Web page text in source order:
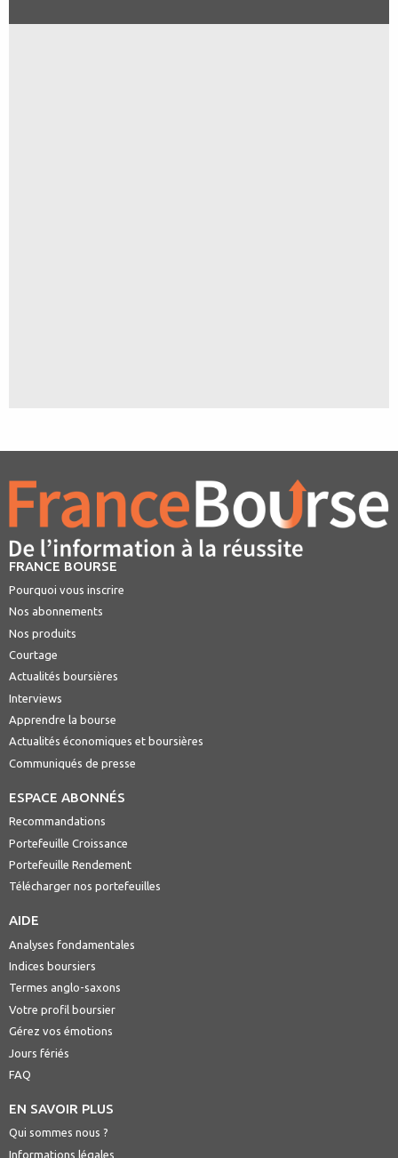
FRANCE BOURSE
Pourquoi vous inscrire
Nos abonnements
Nos produits
Courtage
Actualités boursières
Interviews
Apprendre la bourse
Actualités économiques et boursières
Communiqués de presse
ESPACE ABONNÉS
Recommandations
Portefeuille Croissance
Portefeuille Rendement
Télécharger nos portefeuilles
AIDE
Analyses fondamentales
Indices boursiers
Termes anglo-saxons
Votre profil boursier
Gérez vos émotions
Jours fériés
FAQ
EN SAVOIR PLUS
Qui sommes nous ?
Informations légales